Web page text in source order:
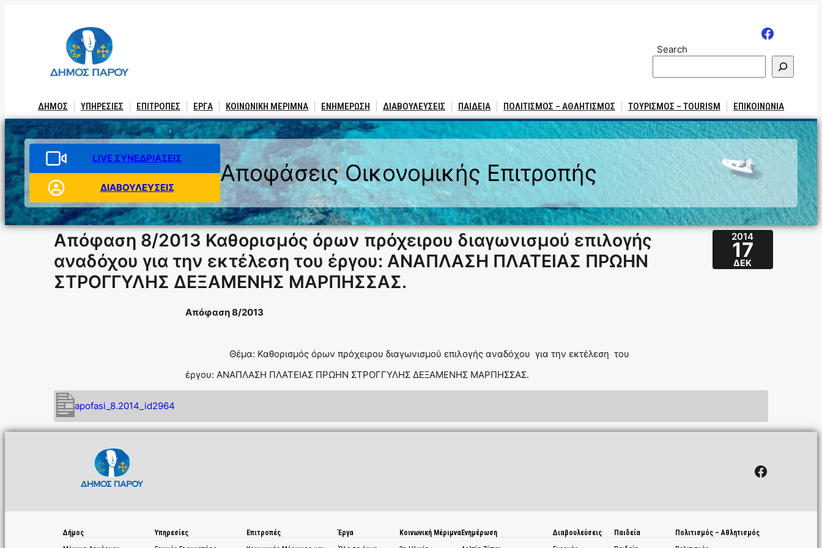
Search
ΔΗΜΟΣ ΥΠΗΡΕΣΙΕΣ ΕΠΙΤΡΟΠΕΣ ΕΡΓΑ ΚΟΙΝΩΝΙΚΗ ΜΕΡΙΜΝΑ ΕΝΗΜΕΡΩΣΗ ΔΙΑΒΟΥΛΕΥΣΕΙΣ ΠΑΙΔΕΙΑ ΠΟΛΙΤΙΣΜΟΣ – ΑΘΛΗΤΙΣΜΟΣ ΤΟΥΡΙΣΜΟΣ – TOURISM ΕΠΙΚΟΙΝΩΝΙΑ
LIVE ΣΥΝΕΔΡΙΑΣΕΙΣ
ΔΙΑΒΟΥΛΕΥΣΕΙΣ
Αποφάσεις Οικονομικής Επιτροπής
Απόφαση 8/2013 Καθορισμός όρων πρόχειρου διαγωνισμού επιλογής
αναδόχου για την εκτέλεση του έργου: ΑΝΑΠΛΑΣΗ ΠΛΑΤΕΙΑΣ ΠΡΩΗΝ
ΣΤΡΟΓΓΥΛΗΣ ΔΕΞΑΜΕΝΗΣ ΜΑΡΠΗΣΣΑΣ.
2014
17
ΔΕΚ
Απόφαση 8/2013
Θέμα: Καθορισμός όρων πρόχειρου διαγωνισμού επιλογής αναδόχου για την εκτέλεση του
έργου: ΑΝΑΠΛΑΣΗ ΠΛΑΤΕΙΑΣ ΠΡΩΗΝ ΣΤΡΟΓΓΥΛΗΣ ΔΕΞΑΜΕΝΗΣ ΜΑΡΠΗΣΣΑΣ.
apofasi_8.2014_id2964
Facebook
Δήμος
Υπηρεσίες
Επιτροπές
Έργα
Κοινωνική ΜέριμναΕνημέρωση
Διαβουλεύσεις
Παιδεία
Πολιτισμός – Αθλητισμός